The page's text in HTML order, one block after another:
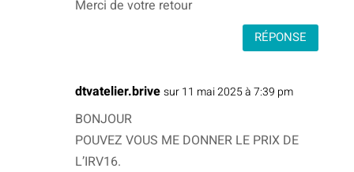
Merci de votre retour
RÉPONSE
dtvatelier.brive sur 11 mai 2025 à 7:39 pm
BONJOUR
POUVEZ VOUS ME DONNER LE PRIX DE
L’IRV16.